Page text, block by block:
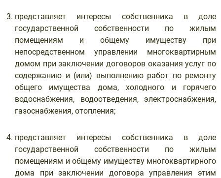
представляет интересы собственника в доле
государственной собственности по жилым
помещениям и общему имуществу при
непосредственном управлении многоквартирным
домом при заключении договоров оказания услуг по
содержанию и (или) выполнению работ по ремонту
общего имущества дома, холодного и горячего
водоснабжения, водоотведения, электроснабжения,
газоснабжения, отопления;
представляет интересы собственника в доле
государственной собственности по жилым
помещениям и общему имуществу многоквартирного
дома при заключении договора управления этим